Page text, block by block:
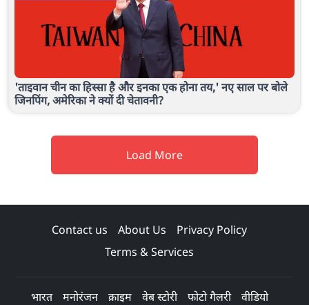
'ताइवान चीन का हिस्सा है और इनका एक होना तय,' नए साल पर बोले
जिनपिंग, अमेरिका ने क्यों दी चेतावनी?
Load More
Contact us About Us
Privacy Policy
Terms & Services
भारत मनोरंजन क्राइम वेब स्टोरी फोटो गैलरी वीडियो